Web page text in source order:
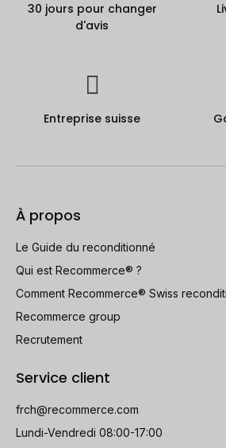
30 jours pour changer
d'avis
Entreprise suisse
À propos
Le Guide du reconditionné
Qui est Recommerce® ?
Comment Recommerce® Swiss
Recommerce group
Recrutement
Service client
frch@recommerce.com
Lundi-Vendredi 08:00-17:00